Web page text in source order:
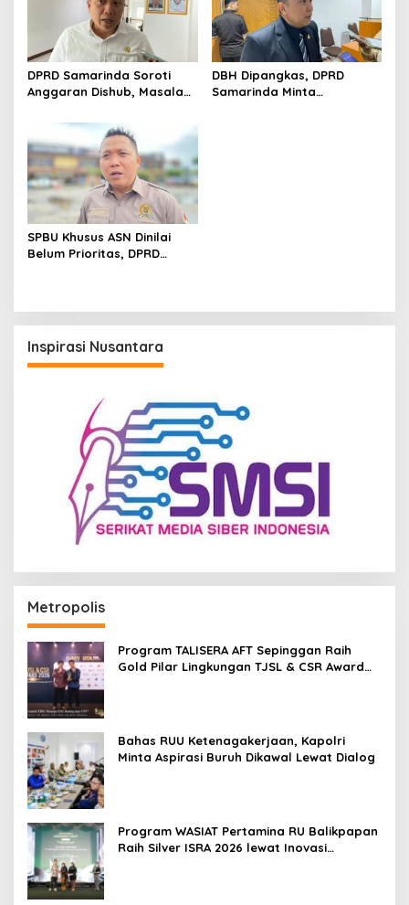
DPRD Samarinda Soroti
Anggaran Dishub, Masalah
Belum Tertangani Optimal
DBH Dipangkas, DPRD
Samarinda Minta
SPBU Khusus ASN Dinilai
Belum Prioritas, DPRD
Inspirasi Nusantara
Metropolis
Program TALISERA AFT Sepinggan Raih
Gold Pilar Lingkungan TJSL & CSR Award
Bahas RUU Ketenagakerjaan, Kapolri
Minta Aspirasi Buruh Dikawal Lewat Dialog
Program WASIAT Pertamina RU Balikpapan
Raih Silver ISRA 2026 lewat Inovasi